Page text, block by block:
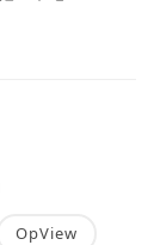
OpView